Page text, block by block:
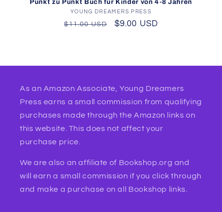
Punkt zu Punkt Buch für Kinder von 4-8 Jahren
Vendor:
YOUNG DREAMERS PRESS
Regular
$11.00 USD
Sale
$9.00 USD
As an Amazon Associate, Young Dreamers
Press earns a small commission from qualifying
purchases made through the Amazon links on
this website. This does not affect your
purchase price.
We are also an affiliate of Bookshop.org and
will earn a small commission if you click through
and make a purchase on all Bookshop links.